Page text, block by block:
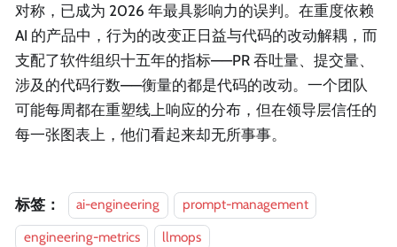
对称，已成为 2026 年最具影响力的误判。在重度依赖
AI 的产品中，行为的改变正日益与代码的改动解耦，而
支配了软件组织十五年的指标——PR 吞吐量、提交量、
涉及的代码行数——衡量的都是代码的改动。一个团队
可能每周都在重塑线上响应的分布，但在领导层信任的
每一张图表上，他们看起来却无所事事。
标签： ai-engineering
prompt-management
engineering-metrics
llmops